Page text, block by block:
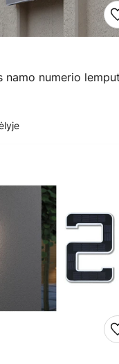
namo numerio